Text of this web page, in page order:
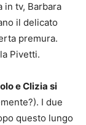
in tv, Barbara
il delicato
premura.
Pivetti.
e Clizia si
I due
questo lungo